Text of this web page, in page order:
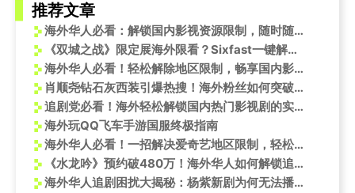
推荐文章
海外华人必看：解锁国内影视资源限制，随时随地追剧听歌全攻略
《双城之战》限定展海外限看？Sixfast一键解锁英雄联盟IP盛宴！
海外华人必看！轻松解除地区限制，畅享国内影视音乐资源
肖顺尧钻石灰西装引爆热搜！海外粉丝如何突破限制追星不卡顿？
追剧党必看！海外轻松解锁国内热门影视剧的实用技巧
海外玩QQ飞车手游国服终极指南
海外华人必看！一招解决爱奇艺地区限制，轻松追《捕风追影》等国内热剧
《水龙吟》预约破480万！海外华人如何解锁追剧限制？
海外华人追剧困扰大揭秘：杨紫新剧为何无法播放？这些限制背后的真相